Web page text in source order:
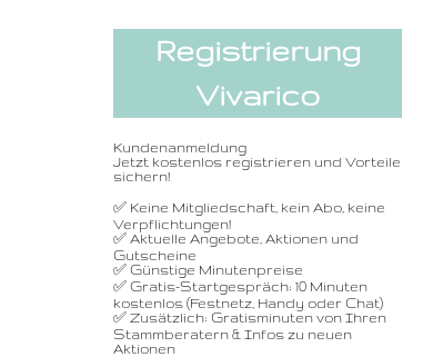
Registrierung
Vivarico
Kundenanmeldung
Jetzt kostenlos registrieren und Vorteile
sichern!
✅ Keine Mitgliedschaft, kein Abo, keine
Verpflichtungen!
✅ Aktuelle Angebote, Aktionen und
Gutscheine
✅ Günstige Minutenpreise
✅ Gratis-Startgespräch: 10 Minuten
kostenlos (Festnetz, Handy oder Chat)
✅ Zusätzlich: Gratisminuten von Ihren
Stammberatern & Infos zu neuen
Aktionen